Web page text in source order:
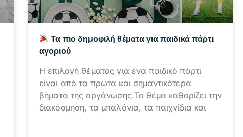
Τα πιο δημοφιλή θέματα για παιδικά πάρτι
αγοριού
Η επιλογή θέματος για ένα παιδικό πάρτι
είναι από τα πρώτα και σημαντικότερα
βήματα της οργάνωσης.Το θέμα καθορίζει την
διακόσμηση, τα μπαλόνια, τα παιχνίδια και